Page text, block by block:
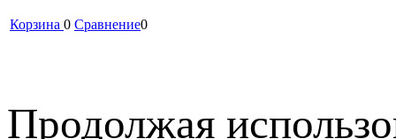
Корзина 0 Сравнение0
Продолжая